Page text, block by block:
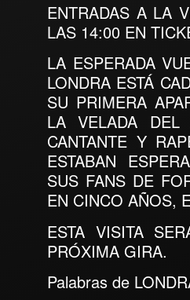
ENTRADAS A LA
LAS 14:00 EN
LA ESPERADA
LONDRA ESTÁ
SU PRIMERA
LA VELADA
CANTANTE Y
ESTABAN
SUS FANS DE
EN CINCO AÑOS,
ESTA VISITA
PRÓXIMA GIRA.
Palabras de